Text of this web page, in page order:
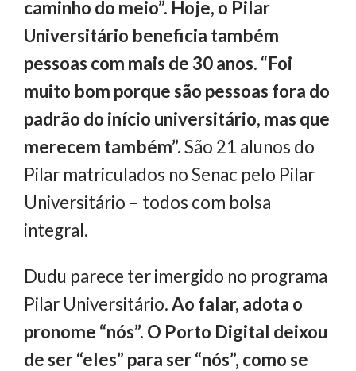
caminho do meio”. Hoje, o Pilar
Universitário beneficia também
pessoas com mais de 30 anos. “Foi
muito bom porque são pessoas fora do
padrão do início universitário, mas que
merecem também”.São 21 alunos do
Pilar matriculados no Senac pelo Pilar
Universitário – todos com bolsa
integral.
Dudu parece ter imergido no programa
Pilar Universitário.Ao falar, adota o
pronome “nós”. O Porto Digital deixou
de ser “eles” para ser “nós”, como se